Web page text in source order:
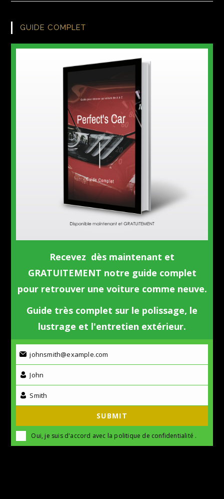
GUIDE COMPLET
Recevez dès maintenant et
GRATUITEMENT notre guide complet
pour retrouver une voiture comme neuve.
Guide très complet sur le polissage, le
lustrage et l'entretien extérieur.
johnsmith@example.com
John
Smith
SUBMIT
Oui, je suis d'accord avec la politique de confidentialité .